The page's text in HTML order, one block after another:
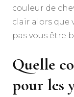
couleur de
clair alors que
pas vous être
Quelle
pour les